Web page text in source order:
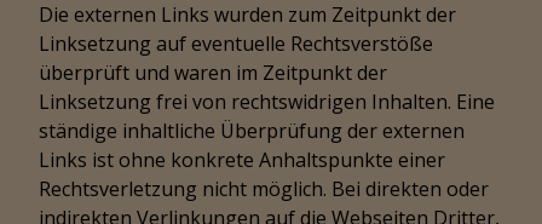
Die externen Links wurden zum Zeitpunkt der
Linksetzung auf eventuelle Rechtsverstöße
überprüft und waren im Zeitpunkt der
Linksetzung frei von rechtswidrigen Inhalten. Eine
ständige inhaltliche Überprüfung der externen
Links ist ohne konkrete Anhaltspunkte einer
Rechtsverletzung nicht möglich. Bei direkten oder
indirekten Verlinkungen auf die Webseiten Dritter,